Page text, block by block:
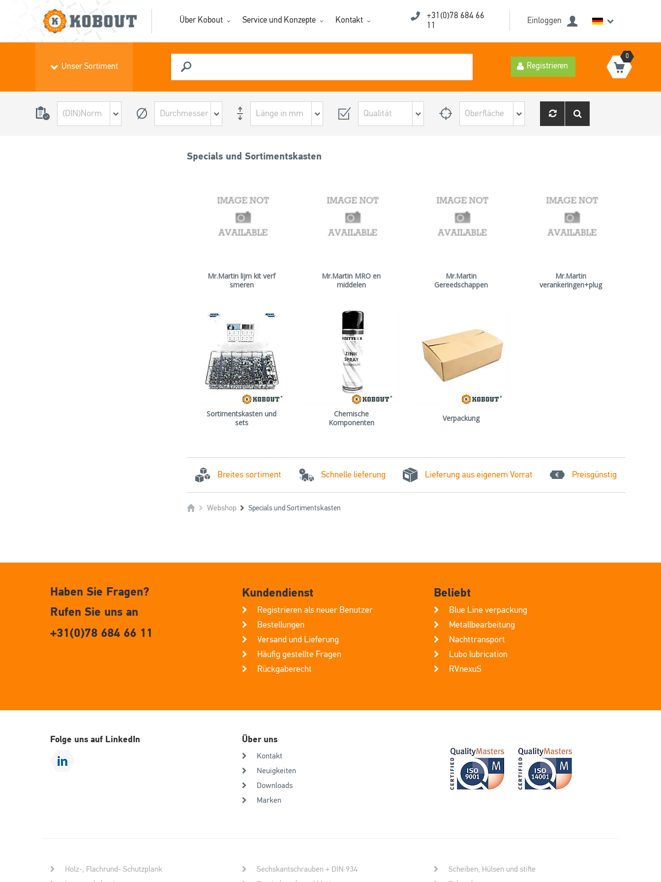
Über Kobout Service und Konzepte Kontakt
+31(0)78 684 66
11
Einloggen
Unser Sortiment Registrieren
0
Specials und Sortimentskasten
Mr.Martin lijm kit verf
smeren
Mr.Martin MRO en
middelen
Mr.Martin
Gereedschappen
Mr.Martin
verankeringen+plug
Sortimentskasten und
sets
Chemische
Komponenten
Verpackung
Breites sortiment Schnelle lieferung Lieferung aus eigenem Vorrat Preisgünstig
Webshop Specials und Sortimentskasten
Haben Sie Fragen?
Rufen Sie uns an
+31(0)78 684 66 11
Kundendienst
Registrieren als neuer Benutzer
Bestellungen
Versand und Lieferung
Häufig gestellte Fragen
Rückgaberecht
Beliebt
Blue Line verpackung
Metallbearbeitung
Nachttransport
Lubo lubrication
RVnexuS
Folge uns auf LinkedIn Über uns
Kontakt
Neuigkeiten
Downloads
Marken
Holz-, Flachrund- Schutzplank
Sechskantschrauben + DIN 934
Scheiben, Hülsen und stifte